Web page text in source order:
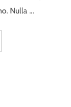
Nulla …
D’A STOIA –